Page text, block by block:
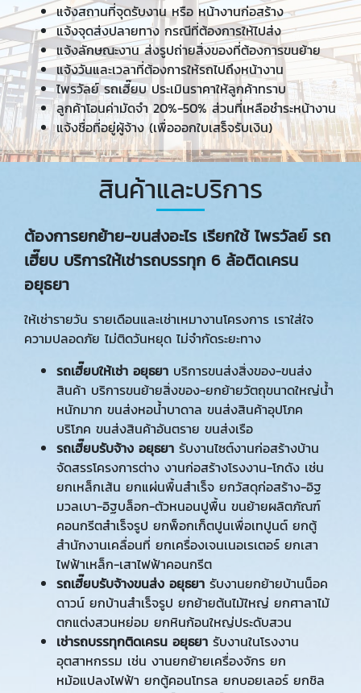
แจ้งสถานที่จุดรับงาน หรือ หน้างานก่อสร้าง
แจ้งจุดส่งปลายทาง กรณีที่ต้องการให้ไปส่ง
แจ้งลักษณะงาน ส่งรูปถ่ายสิ่งของที่ต้องการขนย้าย
แจ้งวันและเวลาที่ต้องการให้รถไปถึงหน้างาน
ไพรวัลย์ รถเฮี๊ยบ ประเมินราคาให้ลูกค้าทราบ
ลูกค้าโอนค่ามัดจำ 20%-50% ส่วนที่เหลือชำระหน้างาน
แจ้งชื่อที่อยู่ผู้จ้าง (เพื่อออกใบเสร็จรับเงิน)
สินค้าและบริการ
ต้องการยกย้าย-ขนส่งอะไร เรียกใช้ ไพรวัลย์ รถ
เฮี๊ยบ บริการให้เช่ารถบรรทุก 6 ล้อติดเครน
อยุธยา
ให้เช่ารายวัน รายเดือนและเช่าเหมางานโครงการ เราใส่ใจ
ความปลอดภัย ไม่ติดวันหยุด ไม่จำกัดระยะทาง
รถเฮี๊ยบให้เช่า อยุธยา บริการขนส่งสิ่งของ-ขนส่ง
สินค้า บริการขนย้ายสิ่งของ-ยกย้ายวัตถุขนาดใหญ่น้ำ
หนักมาก ขนส่งหอน้ำบาดาล ขนส่งสินค้าอุปโภค
บริโภค ขนส่งสินค้าอันตราย ขนส่งเรือ
รถเฮี๊ยบรับจ้าง อยุธยา รับงานไซต์งานก่อสร้างบ้าน
จัดสรรโครงการต่าง งานก่อสร้างโรงงาน-โกดัง เช่น
ยกเหล็กเส้น ยกแผ่นพื้นสำเร็จ ยกวัสดุก่อสร้าง-อิฐ
มวลเบา-อิฐบล็อก-ตัวหนอนปูพื้น ขนย้ายผลิตภัณฑ์
คอนกรีตสำเร็จรูป ยกพ็อกเก็ตปูนเพื่อเทปูนต์ ยกตู้
สำนักงานเคลื่อนที่ ยกเครื่องเจนเนอเรเตอร์ ยกเสา
ไฟฟ้าเหล็ก-เสาไฟฟ้าคอนกรีต
รถเฮี๊ยบรับจ้างขนส่ง อยุธยา รับงานยกย้ายบ้านน็อค
ดาวน์ ยกบ้านสำเร็จรูป ยกย้ายต้นไม้ใหญ่ ยกศาลาไม้
ตกแต่งสวนหย่อม ยกหินก้อนใหญ่ประดับสวน
เช่ารถบรรทุกติดเครน อยุธยา รับงานในโรงงาน
อุตสาหกรรม เช่น งานยกย้ายเครื่องจักร ยก
หม้อแปลงไฟฟ้า ยกตู้คอนโทรล ยกบอยเลอร์ ยกชิล